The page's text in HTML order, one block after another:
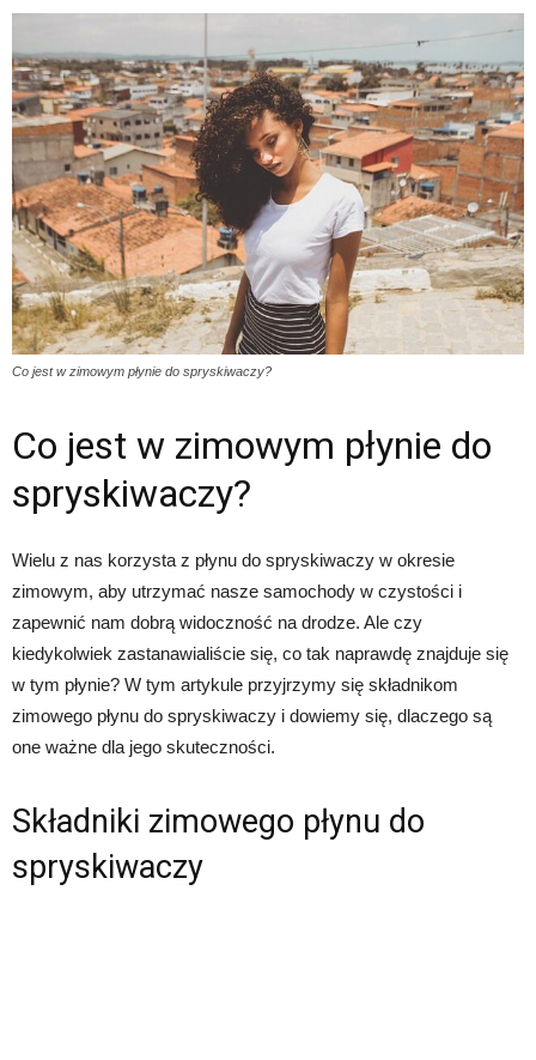
Co jest w zimowym płynie do spryskiwaczy?
Co jest w zimowym płynie do
spryskiwaczy?
Wielu z nas korzysta z płynu do spryskiwaczy w okresie
zimowym, aby utrzymać nasze samochody w czystości i
zapewnić nam dobrą widoczność na drodze. Ale czy
kiedykolwiek zastanawialiście się, co tak naprawdę znajduje się
w tym płynie? W tym artykule przyjrzymy się składnikom
zimowego płynu do spryskiwaczy i dowiemy się, dlaczego są
one ważne dla jego skuteczności.
Składniki zimowego płynu do
spryskiwaczy